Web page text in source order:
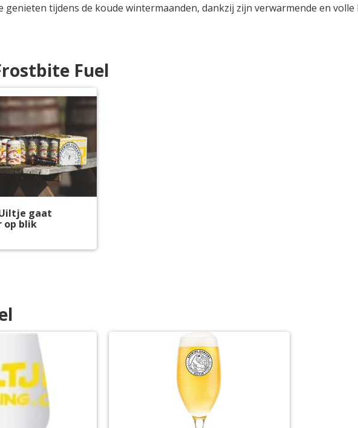
tijdens de koude wintermaanden, dankzij zijn verwarmende en volle
Fuel
gaat
op blik